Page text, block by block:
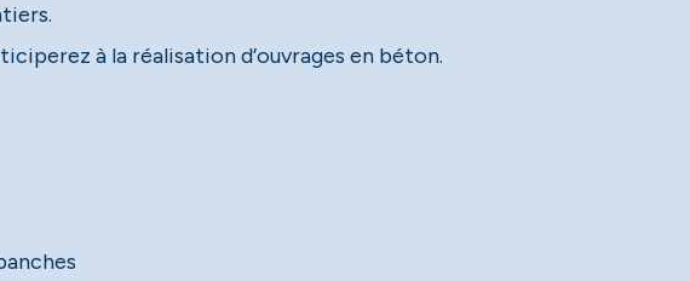
à la réalisation d’ouvrages en béton.